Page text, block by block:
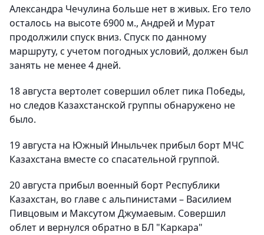
Александра Чечулина больше нет в живых. Его тело
осталось на высоте 6900 м., Андрей и Мурат
продолжили спуск вниз. Спуск по данному
маршруту, с учетом погодных условий, должен был
занять не менее 4 дней.
18 августа вертолет совершил облет пика Победы,
но следов Казахстанской группы обнаружено не
было.
19 августа на Южный Иныльчек прибыл борт МЧС
Казахстана вместе со спасательной группой.
20 августа прибыл военный борт Республики
Казахстан, во главе с альпинистами – Василием
Пивцовым и Максутом Джумаевым. Совершил
облет и вернулся обратно в БЛ "Каркара"